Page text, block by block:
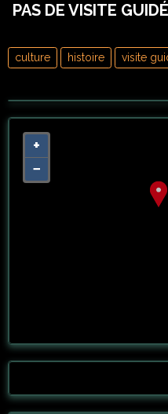
PAS DE VISITE GUIDÉ
culture histoire visite
+
−